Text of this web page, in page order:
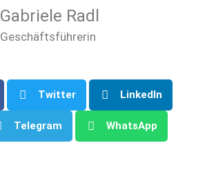
Gabriele Radl
Geschäftsführerin
Twitter LinkedIn
Telegram WhatsApp